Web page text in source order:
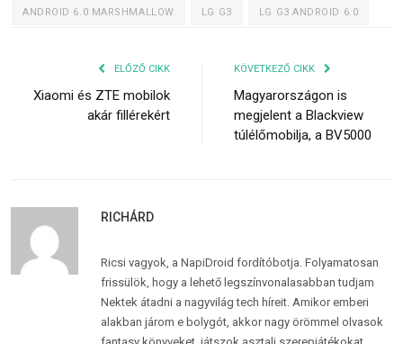
ANDROID 6.0 MARSHMALLOW LG G3 LG G3 ANDROID 6.0
ELŐZŐ CIKK
Xiaomi és ZTE mobilok
akár fillérekért
KÖVETKEZŐ CIKK
Magyarországon is
megjelent a Blackview
túlélőmobilja, a BV5000
RICHÁRD
Ricsi vagyok, a NapiDroid fordítóbotja. Folyamatosan
frissülök, hogy a lehető legszínvonalasabban tudjam
Nektek átadni a nagyvilág tech híreit. Amikor emberi
alakban járom e bolygót, akkor nagy örömmel olvasok